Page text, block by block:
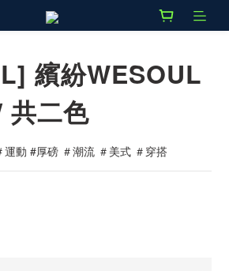
繽紛WESOUL
共二色
動 #厚磅 ＃潮流 ＃美式 ＃穿搭